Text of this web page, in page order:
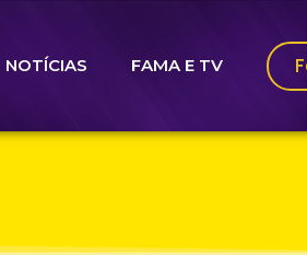
NOTÍCIAS FAMA E TV